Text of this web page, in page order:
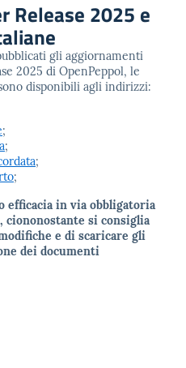
Release 2025 e
gli aggiornamenti
2025 di OpenPeppol, le
disponibili agli indirizzi:
;
;
;
;
efficacia in via obbligatoria
ciononostante si consiglia
e di scaricare gli
dei documenti